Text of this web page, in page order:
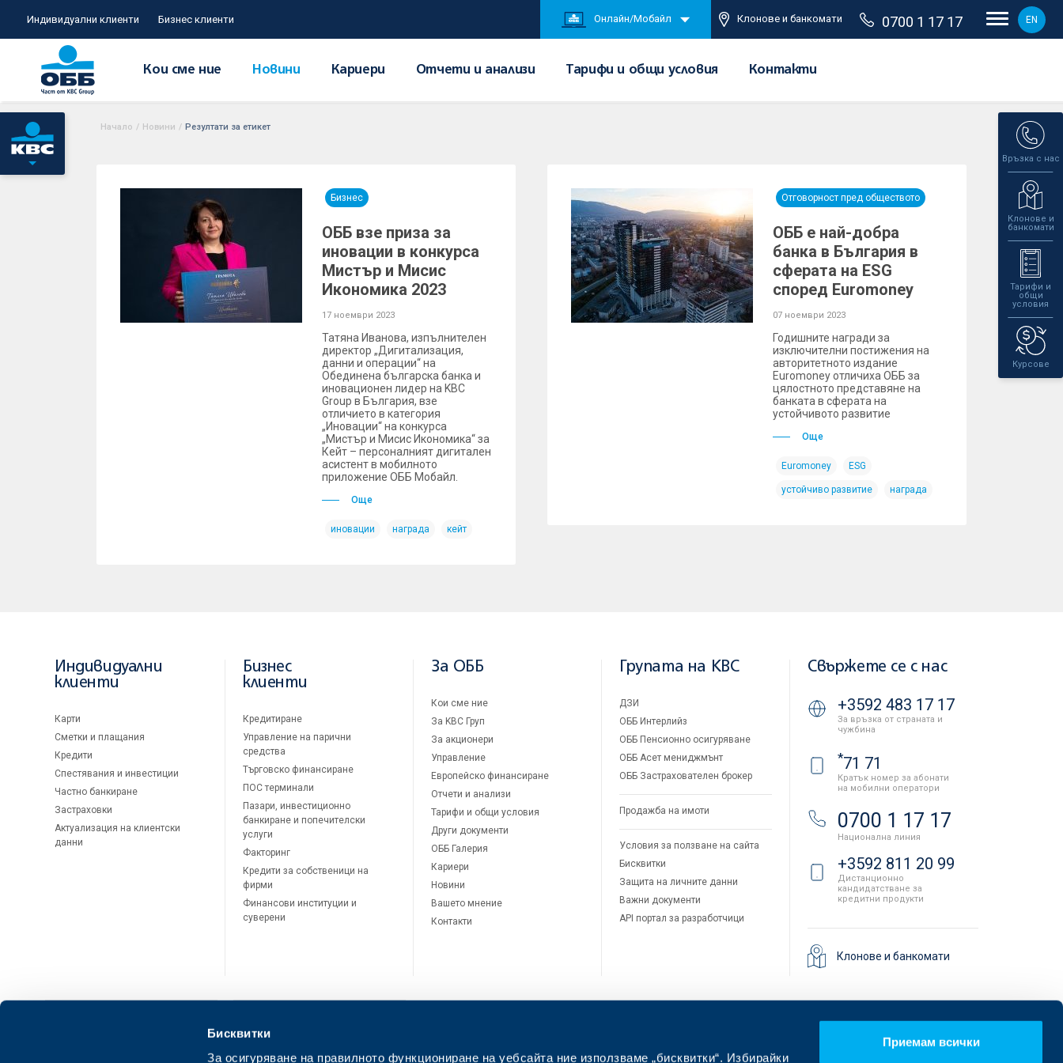
Бисквитки
За осигуряване на правилното функциониране на уебсайта ние използваме „бисквитки“. Избирайки
Приемам всички
Индивидуални клиенти Бизнес клиенти Онлайн/Мобайл Клонове и банкомати 0700 1 17 17 EN
Кои сме ние Новини Кариери Отчети и анализи Тарифи и общи условия Контакти
Връзка с нас
Клонове и
банкомати
Тарифи и
общи
условия
Курсове
Начало / Новини / Резултати за етикет
Бизнес
ОББ взе приза за
иновации в конкурса
Мистър и Мисис
Икономика 2023
17 ноември 2023
Татяна Иванова, изпълнителен
директор „Дигитализация,
данни и операции“ на
Обединена българска банка и
иновационен лидер на KBC
Group в България, взе
отличието в категория
„Иновации“ на конкурса
„Мистър и Мисис Икономика“ за
Кейт – персоналният дигитален
асистент в мобилното
приложение ОББ Мобайл.
Още
иновации награда кейт
Отговорност пред обществото
ОББ е най-добра
банка в България в
сферата на ESG
според Euromoney
07 ноември 2023
Годишните награди за
изключителни постижения на
авторитетното издание
Euromoney отличиха ОББ за
цялостното представяне на
банката в сферата на
устойчивото развитие
Още
Euromoney ESG
устойчиво развитие награда
Индивидуални
клиенти
Карти
Сметки и плащания
Кредити
Спестявания и инвестиции
Частно банкиране
Застраховки
Актуализация на клиентски
данни
Бизнес
клиенти
Кредитиране
Управление на парични
средства
Търговско финансиране
ПОС терминали
Пазари, инвестиционно
банкиране и попечителски
услуги
Факторинг
Кредити за собственици на
фирми
Финансови институции и
суверени
За ОББ
Кои сме ние
За KBC Груп
За акционери
Управление
Европейско финансиране
Отчети и анализи
Тарифи и общи условия
Други документи
ОББ Галерия
Кариери
Новини
Вашето мнение
Контакти
Групата на KBC
ДЗИ
ОББ Интерлийз
ОББ Пенсионно осигуряване
ОББ Асет мениджмънт
ОББ Застрахователен брокер
Продажба на имоти
Условия за ползване на сайта
Бисквитки
Защита на личните данни
Важни документи
API портал за разработчици
Свържете се с нас
+3592 483 17 17
За връзка от страната и
чужбина
*71 71
Кратък номер за абонати
на мобилни оператори
0700 1 17 17
Национална линия
+3592 811 20 99
Дистанционно
кандидатстване за
кредитни продукти
Клонове и банкомати